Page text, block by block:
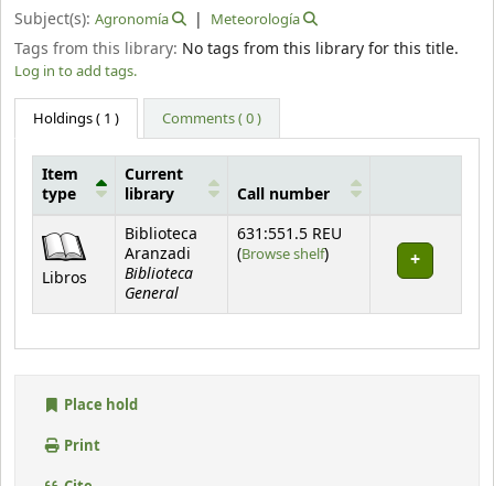
Subject(s): Agronomía Meteorología
Tags from this library: No tags from this library for this title.
Log in to add tags.
Holdings( 1 ) Comments ( 0 )
Item
type
Current
library
Call number
Libros
Biblioteca
Aranzadi
Biblioteca
General
631:551.5 REU
(Browse shelf(Opens below)
)
Place hold
Print